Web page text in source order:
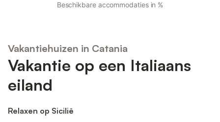
Beschikbare accommodaties in %
Vakantiehuizen in Catania
Vakantie op een Italiaans
eiland
Relaxen op Sicilië